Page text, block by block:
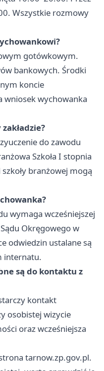
Wszystkie rozmowy
gotówkowym.
bankowych. Środki
koncie
wniosek wychowanka
do zawodu
Szkoła I stopnia
branżowej mogą
wymaga wcześniejszej
Okręgowego w
odwiedzin ustalane są
internatu.
są do kontaktu z
kontakt
osobistej wizycie
oraz wcześniejsza
tarnow.zp.gov.pl.